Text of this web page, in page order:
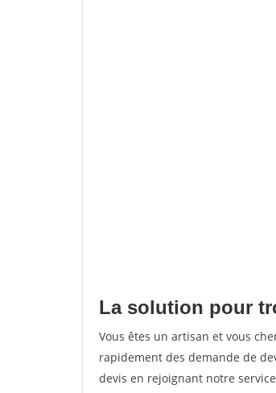
La solution pour
Vous êtes un artisan et vous
rapidement des demande de
devis en rejoignant notre